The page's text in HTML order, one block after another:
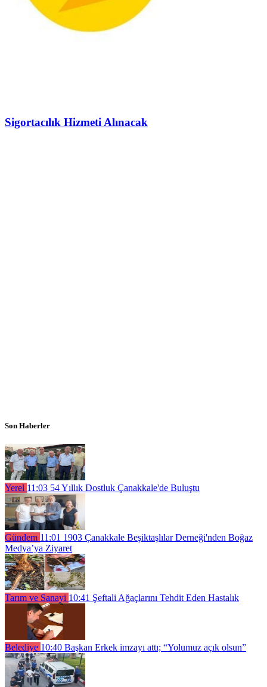
Sigortacılık Hizmeti Alınacak
Son Haberler
Yerel 11:03 54 Yıllık Dostluk Çanakkale'de Buluştu
Gündem 11:01 1903 Çanakkale Beşiktaşlılar Derneği'nden Boğaz
Medya’ya Ziyaret
Tarım ve Sanayi 10:41 Şeftali Ağaçlarını Tehdit Eden Hastalık
Belediye 10:40 Başkan Erkek imzayı attı; “Yolumuz açık olsun”